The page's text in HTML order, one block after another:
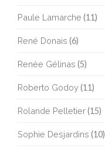
Paule Lamarche (11)
René Donais (6)
Renée Gélinas (5)
Roberto Godoy(11)
Rolande Pelletier(15)
Sophie Desjardins (10)